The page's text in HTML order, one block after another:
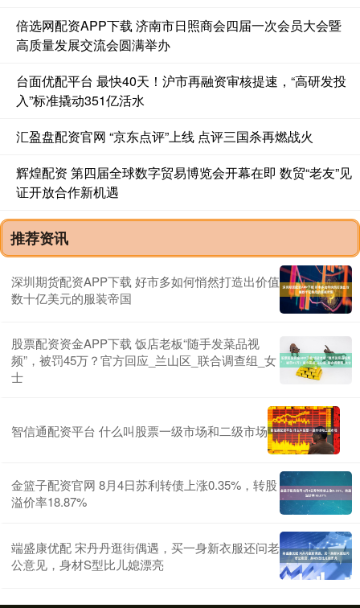
倍选网配资APP下载 济南市日照商会四届一次会员大会暨
高质量发展交流会圆满举办
台面优配平台 最快40天！沪市再融资审核提速，“高研发投
入”标准撬动351亿活水
汇盈盘配资官网 “京东点评”上线 点评三国杀再燃战火
辉煌配资 第四届全球数字贸易博览会开幕在即 数贸“老友”见
证开放合作新机遇
推荐资讯
深圳期货配资APP下载 好市多如何悄然打造出价值
数十亿美元的服装帝国
股票配资资金APP下载 饭店老板“随手发菜品视
频”，被罚45万？官方回应_兰山区_联合调查组_女
士
智信通配资平台 什么叫股票一级市场和二级市场
金篮子配资官网 8月4日苏利转债上涨0.35%，转股
溢价率18.87%
端盛康优配 宋丹丹逛街偶遇，买一身新衣服还问老
公意见，身材S型比儿媳漂亮